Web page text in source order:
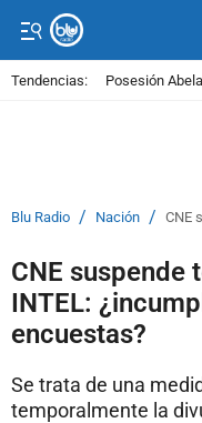
Tendencias: Posesión
Blu Radio / Nación / CNE
CNE suspende
INTEL:
encuestas?
Se trata de una
temporalmente la